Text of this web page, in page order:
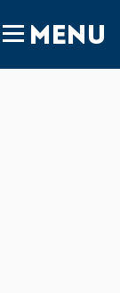
MENU